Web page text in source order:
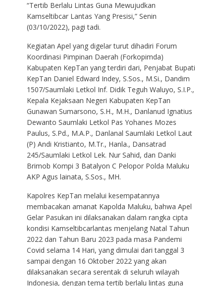
“Tertib Berlalu Lintas Guna Mewujudkan
Kamseltibcar Lantas Yang Presisi,” Senin
(03/10/2022), pagi tadi.
Kegiatan Apel yang digelar turut dihadiri Forum
Koordinasi Pimpinan Daerah (Forkopimda)
Kabupaten KepTan yang terdiri dari, Penjabat Bupati
KepTan Daniel Edward Indey, S.Sos., M.Si., Dandim
1507/Saumlaki Letkol Inf. Didik Teguh Waluyo, S.I.P.,
Kepala Kejaksaan Negeri Kabupaten KepTan
Gunawan Sumarsono, S.H., M.H., Danlanud Ignatius
Dewanto Saumlaki Letkol Pas Yohanes Mozes
Paulus, S.Pd., M.A.P., Danlanal Saumlaki Letkol Laut
(P) Andi Kristianto, M.Tr., Hanla., Dansatrad
245/Saumlaki Letkol Lek. Nur Sahid, dan Danki
Brimob Kompi 3 Batalyon C Pelopor Polda Maluku
AKP Agus lainata, S.Sos., MH.
Kapolres KepTan melalui kesempatannya
membacakan amanat Kapolda Maluku, bahwa Apel
Gelar Pasukan ini dilaksanakan dalam rangka cipta
kondisi Kamseltibcarlantas menjelang Natal Tahun
2022 dan Tahun Baru 2023 pada masa Pandemi
Covid selama 14 Hari, yang dimulai dari tanggal 3
sampai dengan 16 Oktober 2022 yang akan
dilaksanakan secara serentak di seluruh wilayah
Indonesia, dengan tema tertib berlalu lintas guna